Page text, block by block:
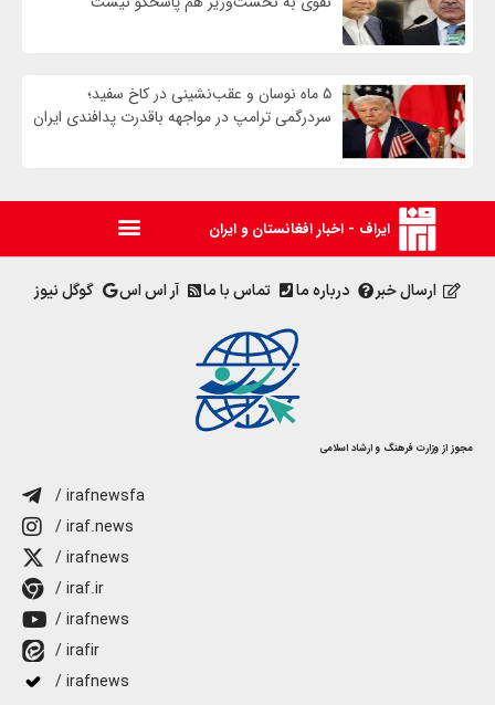
۵ ماه نوسان و عقب‌نشینی در کاخ سفید؛
سردرگمی ترامپ در مواجهه باقدرت پدافندی ایران
ایراف - اخبار افغانستان و ایران
ارسال خبر درباره ما تماس با ما آر اس اس گوگل نیوز
مجوز از وزارت فرهنگ و ارشاد اسلامی
/ irafnewsfa
/ iraf.news
/ irafnews
/ iraf.ir
/ irafnews
/ irafir
/ irafnews